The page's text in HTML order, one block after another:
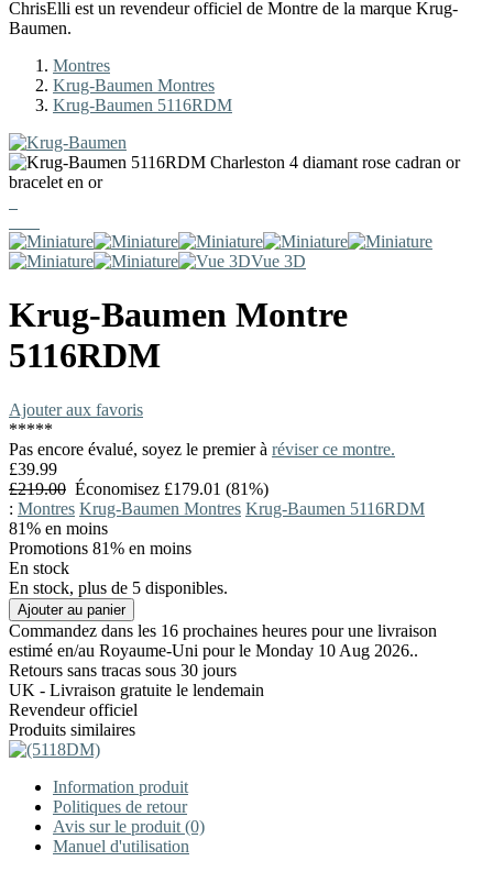
ChrisElli est un revendeur officiel de Montre de la marque Krug-
Baumen.
Montres
Krug-Baumen Montres
Krug-Baumen 5116RDM
Vue 3D
Krug-Baumen Montre
5116RDM
Ajouter aux favoris
*****
Pas encore évalué, soyez le premier à réviser ce montre.
£39.99
£219.00 Économisez £179.01 (81%)
: Montres Krug-Baumen Montres Krug-Baumen 5116RDM
81% en moins
Promotions 81% en moins
En stock
En stock, plus de 5 disponibles.
Commandez dans les 16 prochaines heures pour une livraison
estimé en/au Royaume-Uni pour le Monday 10 Aug 2026..
Retours sans tracas sous 30 jours
UK - Livraison gratuite le lendemain
Revendeur officiel
Produits similaires
Information produit
Politiques de retour
Avis sur le produit (0)
Manuel d'utilisation